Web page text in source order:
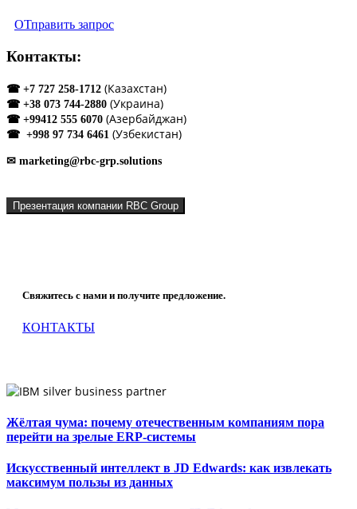
ОТправить запрос
Контакты:
☎ +7 727 258-1712 (Казахстан)
☎ +38 073 744-2880 (Украина)
☎ +99412 555 6070 (Азербайджан)
☎ +998 97 734 6461 (Узбекистан)
✉ marketing@rbc-grp.solutions
Презентация компании RBC Group
Свяжитесь с нами и получите предложение.
КОНТАКТЫ
Жёлтая чума: почему отечественным компаниям пора
перейти на зрелые ERP-системы
Искусственный интеллект в JD Edwards: как извлекать
максимум пользы из данных